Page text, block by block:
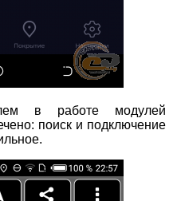
в работе модулей
поиск и подключение